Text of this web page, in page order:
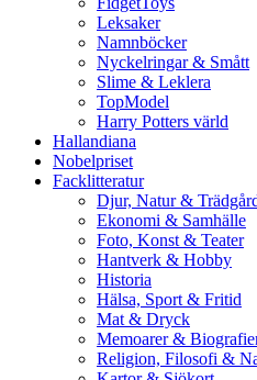
Leksaker
Namnböcker
Nyckelringar & Smått
Slime & Leklera
TopModel
Harry Potters värld
Hallandiana
Nobelpriset
Facklitteratur
Djur, Natur &
Ekonomi & Samhälle
Foto, Konst & Teater
Hantverk & Hobby
Historia
Hälsa, Sport & Fritid
Mat & Dryck
Memoarer &
Religion, Filosofi &